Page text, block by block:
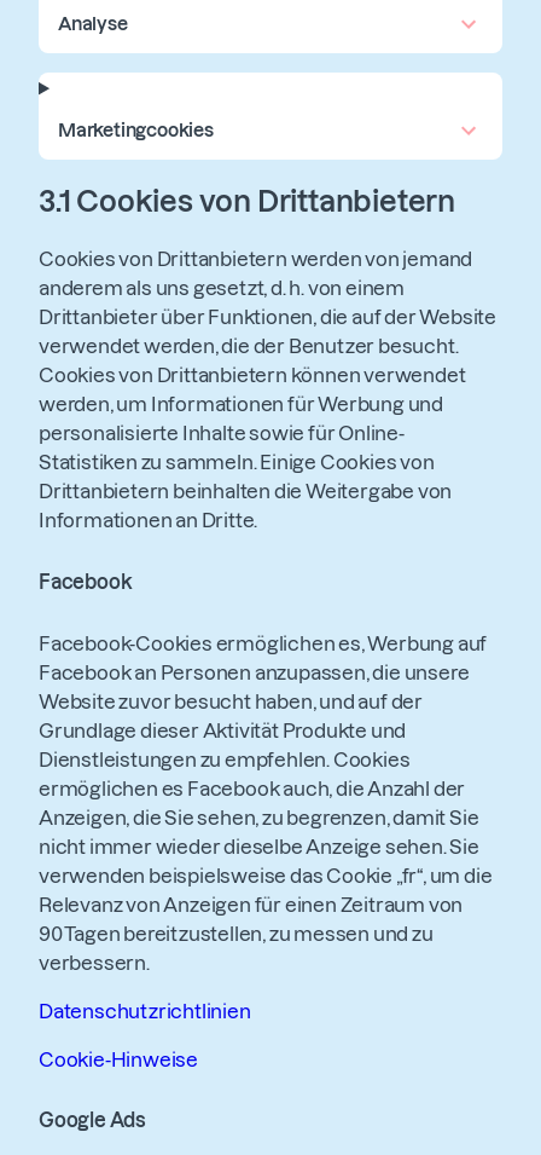
Analyse
Marketingcookies
3.1 Cookies von Drittanbietern
Cookies von Drittanbietern werden von jemand
anderem als uns gesetzt, d. h. von einem
Drittanbieter über Funktionen, die auf der Website
verwendet werden, die der Benutzer besucht.
Cookies von Drittanbietern können verwendet
werden, um Informationen für Werbung und
personalisierte Inhalte sowie für Online-
Statistiken zu sammeln. Einige Cookies von
Drittanbietern beinhalten die Weitergabe von
Informationen an Dritte.
Facebook
Facebook-Cookies ermöglichen es, Werbung auf
Facebook an Personen anzupassen, die unsere
Website zuvor besucht haben, und auf der
Grundlage dieser Aktivität Produkte und
Dienstleistungen zu empfehlen. Cookies
ermöglichen es Facebook auch, die Anzahl der
Anzeigen, die Sie sehen, zu begrenzen, damit Sie
nicht immer wieder dieselbe Anzeige sehen. Sie
verwenden beispielsweise das Cookie „fr“, um die
Relevanz von Anzeigen für einen Zeitraum von
90 Tagen bereitzustellen, zu messen und zu
verbessern.
Datenschutzrichtlinien
Cookie-Hinweise
Google Ads